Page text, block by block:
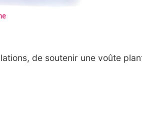
de soutenir une voûte